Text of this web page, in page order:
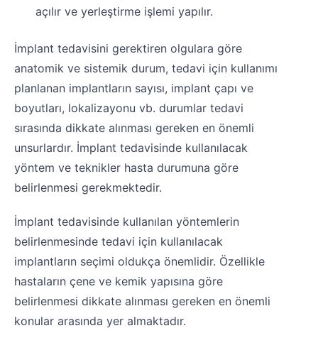
açılır ve yerleştirme işlemi yapılır.
İmplant tedavisini gerektiren olgulara göre
anatomik ve sistemik durum, tedavi için kullanımı
planlanan implantların sayısı, implant çapı ve
boyutları, lokalizayonu vb. durumlar tedavi
sırasında dikkate alınması gereken en önemli
unsurlardır. İmplant tedavisinde kullanılacak
yöntem ve teknikler hasta durumuna göre
belirlenmesi gerekmektedir.
İmplant tedavisinde kullanılan yöntemlerin
belirlenmesinde tedavi için kullanılacak
implantların seçimi oldukça önemlidir. Özellikle
hastaların çene ve kemik yapısına göre
belirlenmesi dikkate alınması gereken en önemli
konular arasında yer almaktadır.